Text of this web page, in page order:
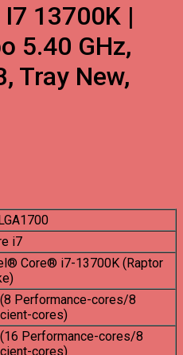
13700K |
5.40 GHz,
Tray New,
i7
Core® i7-13700K (Raptor
Performance-cores/8
cores)
Performance-cores/8
cores)